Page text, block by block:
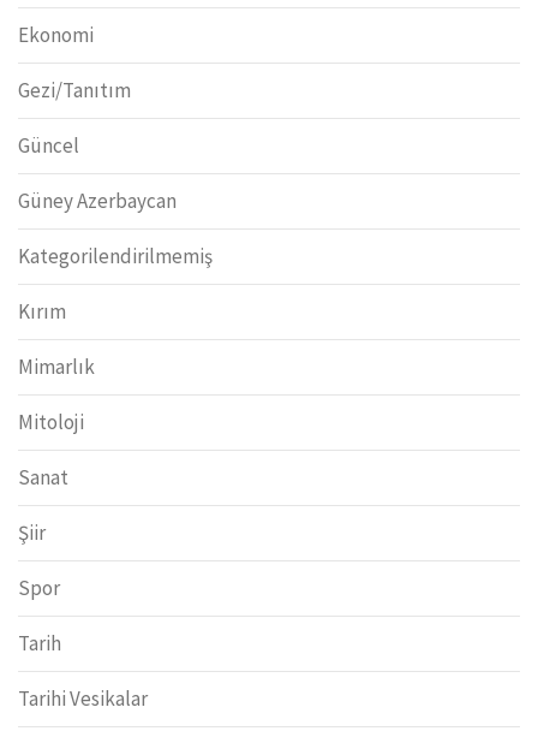
Ekonomi
Gezi/Tanıtım
Güncel
Güney Azerbaycan
Kategorilendirilmemiş
Kırım
Mimarlık
Mitoloji
Sanat
Şiir
Spor
Tarih
Tarihi Vesikalar